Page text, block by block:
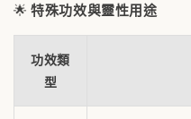
🌟特殊功效與靈性用途
功效類
型